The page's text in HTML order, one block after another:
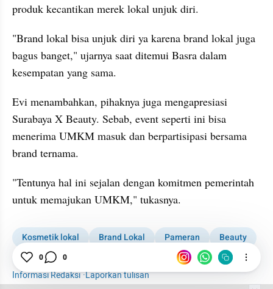
produk kecantikan merek lokal unjuk diri.
"Brand lokal bisa unjuk diri ya karena brand lokal juga
bagus banget," ujarnya saat ditemui Basra dalam
kesempatan yang sama.
Evi menambahkan, pihaknya juga mengapresiasi
Surabaya X Beauty. Sebab, event seperti ini bisa
menerima UMKM masuk dan berpartisipasi bersama
brand ternama.
"Tentunya hal ini sejalan dengan komitmen pemerintah
untuk memajukan UMKM," tukasnya.
Kosmetik lokal Brand Lokal Pameran
Beauty
Surabaya
Produk Kecantikan
Informasi Redaksi·Laporkan tulisan
0 0